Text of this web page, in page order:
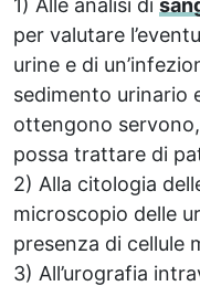
1) Alle analisi di
per valutare
urine e di
sedimento urinario
ottengono
possa trattare di
2) Alla citologia
microscopio delle
presenza di cellule
3) All’urografia